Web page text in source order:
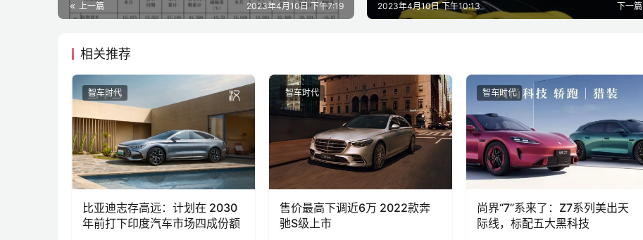
上一篇 2023年4月10日 下午7:19 下一篇
2023年4月10日 下午10:13
相关推荐
智车时代
比亚迪志存高远：计划在 2030
年前打下印度汽车市场四成份额
智车时代
售价最高下调近6万 2022款奔
驰S级上市
智车时代
尚界“7”系来了：Z7系列美出天
际线，标配五大黑科技